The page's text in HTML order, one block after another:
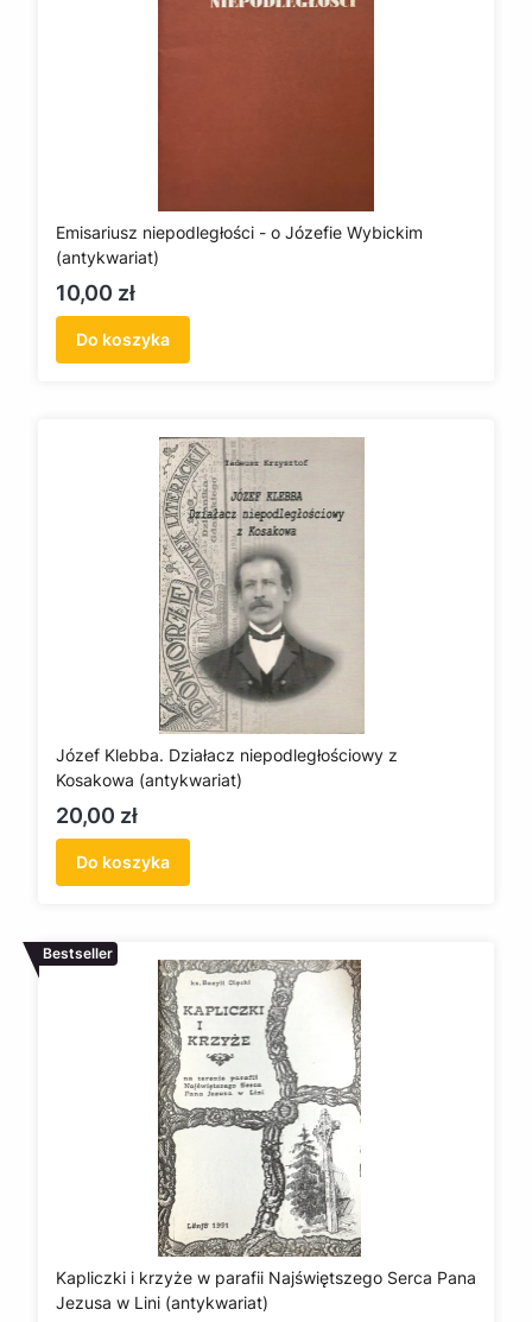
Emisariusz niepodległości - o Józefie Wybickim
(antykwariat)
Cena
10,00 zł
Do koszyka
Józef Klebba. Działacz niepodległościowy z
Kosakowa (antykwariat)
Cena
20,00 zł
Do koszyka
Bestseller
Kapliczki i krzyże w parafii Najświętszego Serca Pana
Jezusa w Lini (antykwariat)